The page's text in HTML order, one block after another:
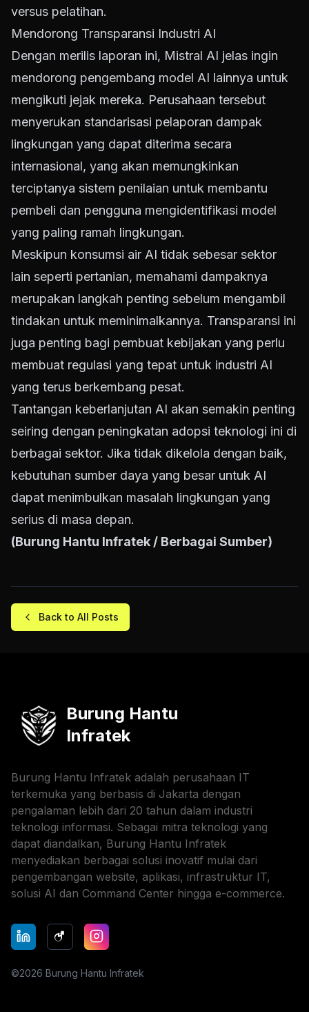
versus pelatihan.
Mendorong Transparansi Industri AI
Dengan merilis laporan ini, Mistral AI jelas ingin
mendorong pengembang model AI lainnya untuk
mengikuti jejak mereka. Perusahaan tersebut
menyerukan standarisasi pelaporan dampak
lingkungan yang dapat diterima secara
internasional, yang akan memungkinkan
terciptanya sistem penilaian untuk membantu
pembeli dan pengguna mengidentifikasi model
yang paling ramah lingkungan.
Meskipun konsumsi air AI tidak sebesar sektor
lain seperti pertanian, memahami dampaknya
merupakan langkah penting sebelum mengambil
tindakan untuk meminimalkannya. Transparansi ini
juga penting bagi pembuat kebijakan yang perlu
membuat regulasi yang tepat untuk industri AI
yang terus berkembang pesat.
Tantangan keberlanjutan AI akan semakin penting
seiring dengan peningkatan adopsi teknologi ini di
berbagai sektor. Jika tidak dikelola dengan baik,
kebutuhan sumber daya yang besar untuk AI
dapat menimbulkan masalah lingkungan yang
serius di masa depan.
(Burung Hantu Infratek / Berbagai Sumber)
Back to All Posts
Burung Hantu
Infratek
Burung Hantu Infratek adalah perusahaan IT
terkemuka yang berbasis di Jakarta dengan
pengalaman lebih dari 20 tahun dalam industri
teknologi informasi. Sebagai mitra teknologi yang
dapat diandalkan, Burung Hantu Infratek
menyediakan berbagai solusi inovatif mulai dari
pengembangan website, aplikasi, infrastruktur IT,
solusi AI dan Command Center hingga e-commerce.
©2026 Burung Hantu Infratek